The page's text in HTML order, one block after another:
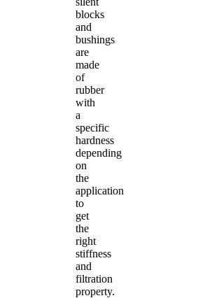
blocks
and
bushings
are
made
of
rubber
with
a
specific
hardness
depending
on
the
application
to
get
the
right
stiffness
and
filtration
property.